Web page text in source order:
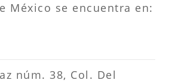
México se encuentra en:
núm. 38, Col. Del